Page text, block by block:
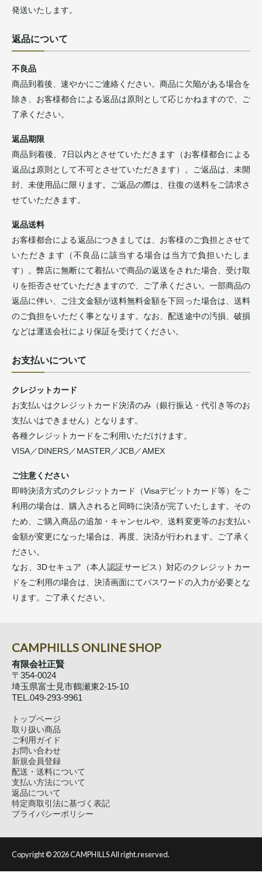
発送いたします。
返品について
不良品
商品到着後、速やかにご連絡ください。商品に欠陥がある場合を
除き、お客様都合による返品は原則として応じかねますので、ご
了承ください。
返品期限
商品到着後、7日以内とさせていただきます（お客様都合による
返品は原則として不可とさせていただきます）。ご返品は、未開
封、未使用品に限ります。ご返品の際は、往復の送料をご請求さ
せていただきます。
返品送料
お客様都合による返品につきましては、お客様のご負担とさせて
いただきます（不良品に該当する場合は当方で負担いたしま
す）。弊店に無断にて着払いで商品の返送をされた場合、受け取
りを拒否させていただきますので、ご了承ください。一部商品の
返品に伴い、ご注文金額が送料無料金額を下回った場合は、送料
のご負担をいただく事となります。なお、配送途中の汚損、破損
などは運送会社により保証を受けてください。
お支払いについて
クレジットカード
お支払いはクレジットカード決済のみ（銀行振込・代引き等のお
支払いはできません）となります。
各種クレジットカードをご利用いただけけます。
VISA／DINERS／MASTER／JCB／AMEX
ご注意ください
即時決済方式のクレジットカード（Visaデビットカード等）をご
利用の場合は、購入されると同時に決済が完了いたします。その
ため、ご購入商品の追加・キャンセルや、送料変更等のお支払い
金額が変更になった場合は、再度、決済が行われます。ご了承く
ださい。
なお、3Dセキュア（本人認証サービス）対応のクレジットカー
ドをご利用の場合は、決済画面にてパスワードの入力が必要とな
ります。ご了承ください。
CAMPHILLS ONLINE SHOP
有限会社正賢
〒354-0024
埼玉県富士見市鶴瀬東2-15-10
TEL.049-293-9961
トップページ
取り扱い商品
ご利用ガイド
お問い合わせ
新規会員登録
配送・送料について
支払い方法について
返品について
特定商取引法に基づく表記
プライバシーポリシー
Copyright ©2026 CAMPHILLS All right.reserved.